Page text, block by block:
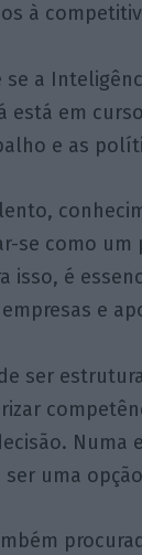
à
se a
está em
e as
se como
isso, é
e
ser
uma